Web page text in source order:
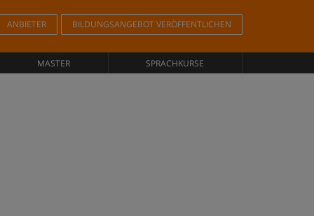
ANBIETER BILDUNGSANGEBOT VERÖFFENTLICHEN
MASTER SPRACHKURSE